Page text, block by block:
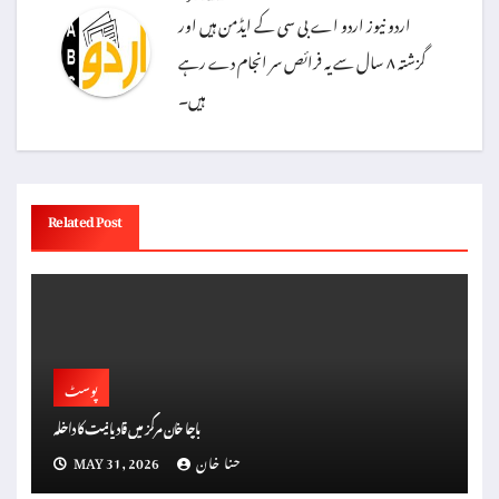
اردو نیوز اردو اے بی سی کے ایڈمن ہیں اور
گزشتہ ۸ سال سے یہ فرائص سر انجام دے رہے
ہیں۔
Related Post
پوسٹ
باچا خان مرکز میں قادیانیت کا داخلہ
MAY 31, 2026
حنا خان